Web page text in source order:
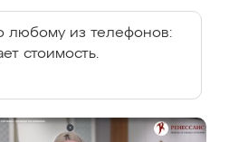
любому из телефонов:
стоимость.